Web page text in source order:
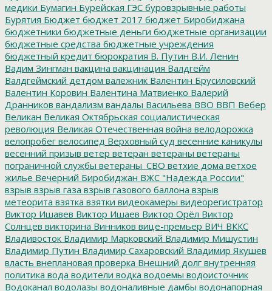
медики Бумагин Бурейская ГЭС буровзрывные работы
Бурятия Бюджет бюджет 2017 бюджет Биробиджана
бюджетники бюджетные деньги бюджетные организации
бюджетные средства бюджетные учреждения
бюджетный кредит бюрократия В. Путин В.И. Ленин
Вадим Зингман вакцина вакцинация Валдгейм
Валдгеймский детдом валежник Валентин Брусиловский
Валентин Коровин Валентина Матвиенко Валерий
Дранников вандализм вандалы Васильева ВВО ВВП Вебер
Великан Великая Октябрьская социалистическая
революция Великая Отечественная война велодорожка
велопробег велосипед Верховный суд весенние каникулы
весенний призыв ветер ветеран ветераны ветераны
пограничной службы ветераны_СВО ветхие дома ветхое
жилье Вечерний Биробиджан ВЖС "Надежда России"
взрыв взрыв газа взрыв газового баллона взрыв
метеорита взятка взятки видеокамеры видеорегистратор
Виктор Ишавев Виктор Ишаев Виктор Орёл Виктор
Солнцев викторина Винников вице-премьер ВИЧ ВККС
Владивосток Владимир Марковский Владимир Мишустин
Владимир Путин Владимир Сахаровский Владимир Якушев
власть внеплановая проверка Внешний долг внутренняя
политика вода водители водка водоемы водоисточник
Водоканал водолазы водоналивные дамбы водонапорная